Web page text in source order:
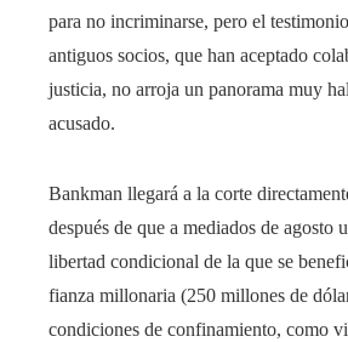
para no incriminarse, pero el
antiguos socios, que han aceptado
justicia, no arroja un panorama muy
acusado.
Bankman llegará a la corte
después de que a mediados de agosto
libertad condicional de la que se
fianza millonaria (250 millones de
condiciones de confinamiento, como